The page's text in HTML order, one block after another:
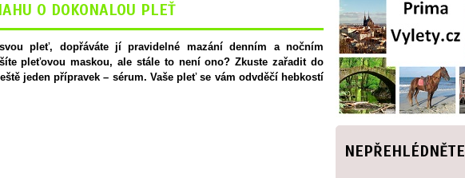
NEPŘEHLÉDNĚTE
O DOKONALOU PLEŤ
pleť, dopřáváte jí pravidelné mazání denním a nočním
pleťovou maskou, ale stále to není ono? Zkuste zařadit do
jeden přípravek – sérum. Vaše pleť se vám odvděčí hebkostí